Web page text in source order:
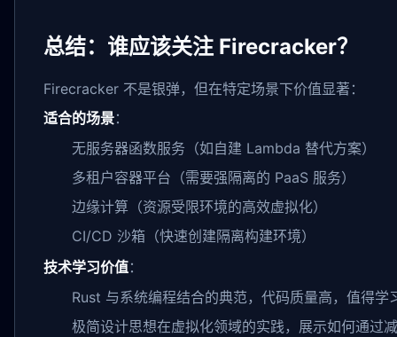
总结：谁应该关注 Firecracker？
Firecracker 不是银弹，但在特定场景下价值显著：
适合的场景：
无服务器函数服务（如自建 Lambda 替代方案）
多租户容器平台（需要强隔离的 PaaS 服务）
边缘计算（资源受限环境的高效虚拟化）
CI/CD 沙箱（快速创建隔离构建环境）
技术学习价值：
Rust 与系统编程结合的典范，代码质量高，值得学
极简设计思想在虚拟化领域的实践，展示如何通过